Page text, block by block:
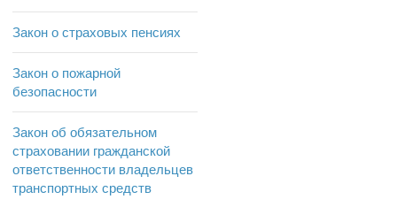
Закон о страховых пенсиях
Закон о пожарной
безопасности
Закон об обязательном
страховании гражданской
ответственности владельцев
транспортных средств